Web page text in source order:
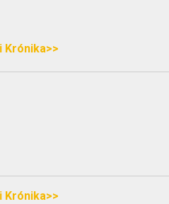
Krónika>>
Krónika>>